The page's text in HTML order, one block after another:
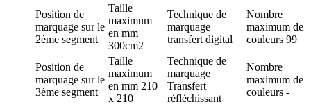
Position de
marquage sur le
2ème segment
Taille
maximum
en mm
300cm2
Technique de
marquage
transfert digital
Nombre
maximum de
couleurs 99
Position de
marquage sur le
3ème segment
Taille
maximum
en mm 210
x 210
Technique de
marquage
Transfert
réfléchissant
Nombre
maximum de
couleurs -